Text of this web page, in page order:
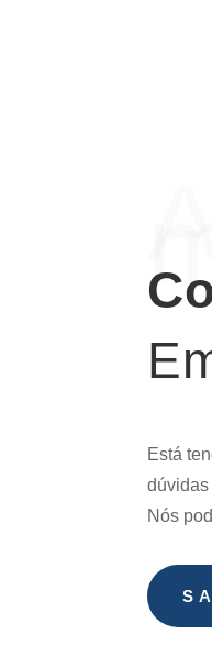
m
Está
Nós